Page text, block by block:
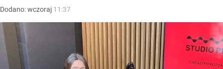
Dodano:wczoraj 11:37